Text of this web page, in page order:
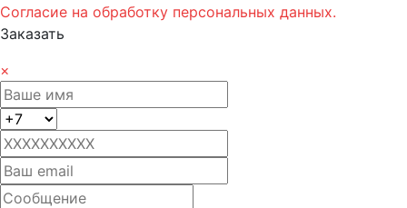
Согласие на обработку персональных данных.
Заказать
×